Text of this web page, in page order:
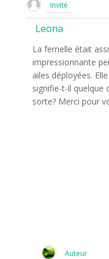
Invité
Leona
La femelle était
impressionnante
ailes déployées.
signifie-t-il quelque
sorte? Merci pour
Auteur